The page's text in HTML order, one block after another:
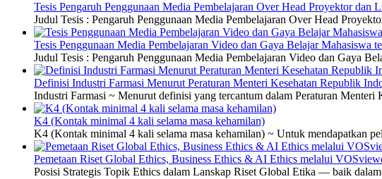
Tesis Pengaruh Penggunaan Media Pembelajaran Over Head Proyektor dan
Judul Tesis : Pengaruh Penggunaan Media Pembelajaran Over Head
Tesis Penggunaan Media Pembelajaran Video dan Gaya Belajar Mahasiswa
Judul Tesis : Pengaruh Penggunaan Media Pembelajaran Video dan Gaya
Definisi Industri Farmasi Menurut Peraturan Menteri Kesehatan Republik
Industri Farmasi ~ Menurut definisi yang tercantum dalam Peraturan
K4 (Kontak minimal 4 kali selama masa kehamilan)
K4 (Kontak minimal 4 kali selama masa kehamilan) ~ Untuk mendapatkan
Pemetaan Riset Global Ethics, Business Ethics & AI Ethics melalui
Posisi Strategis Topik Ethics dalam Lanskap Riset Global Etika — baik